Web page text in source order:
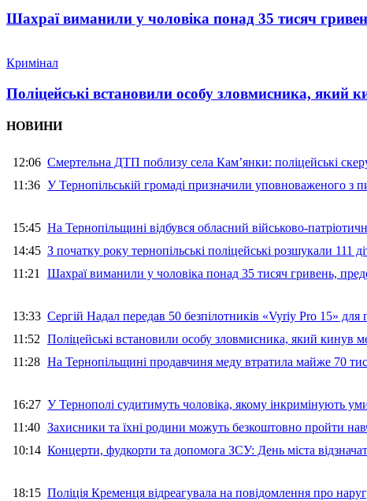
Шахраї виманили у чоловіка понад 35 тисяч
Кримінал
Поліцейські встановили особу зловмисника, який
НОВИНИ
12:06 Смертельна ДТП поблизу села Кам’янки: поліцейські
11:36 У Тернопільській громаді призначили уповноваженого з
15:45 На Тернопільщині відбувся обласний військово-
14:45 З початку року тернопільські поліцейські розшукали 111
11:21 Шахраї виманили у чоловіка понад 35 тисяч гривень,
13:33 Сергій Надал передав 50 безпілотників «Vyriy Pro 15» для
11:52 Поліцейські встановили особу зловмисника, який кинув
11:28 На Тернопільщині продавчиня меду втратила майже 70
16:27 У Тернополі судитимуть чоловіка, якому інкримінують
11:40 Захисники та їхні родини можуть безкоштовно пройти
10:14 Концерти, фудкорти та допомога ЗСУ: День міста
18:15 Поліція Кременця відреагувала на повідомлення про